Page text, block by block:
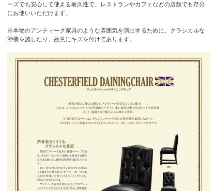
ーズでも安心して使える耐久性で、レストランやカフェなどの店舗でも存分
にお使いいただけます。
※本物のアンティーク家具のような雰囲気を演出するために、クラシカルな
塗装を施したり、故意にキズを付けてあります。